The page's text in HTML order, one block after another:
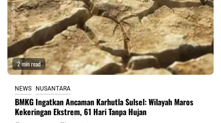
2 min read
NEWS NUSANTARA
BMKG Ingatkan Ancaman Karhutla Sulsel: Wilayah Maros
Kekeringan Ekstrem, 61 Hari Tanpa Hujan